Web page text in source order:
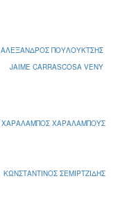
ΑΛΕΞΑΝΔΡΟΣ ΠΟΥΛΟΥΚΤΣΗΣ
JAIME CARRASCOSA VENY
ΧΑΡΑΛΑΜΠΟΣ ΧΑΡΑΛΑΜΠΟΥΣ
ΚΩΝΣΤΑΝΤΙΝΟΣ ΣΕΜΙΡΤΖΙΔΗΣ